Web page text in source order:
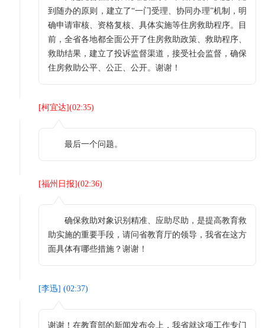
到随办的原则，建立了“一门受理、协同办理”机制，明
确申请审核、资格复核、具体实施等住房救助程序。目
前，全省各地都全面公开了住房救助政策、救助程序、
救助结果，建立了投诉监督渠道，接受社会监督，确保
住房救助公平、公正、公开。谢谢！
[柯宜达](02:35)
最后一个问题。
[福州日报](02:36)
确保救助对象识别精准、应助尽助，是提高教育救
助实施的重要手段，请问省教育厅的领导，我省在这方
面具体有哪些措施？谢谢！
[李迅] (02:37)
谢谢！在教育部的新闻发布会上，我省就这项工作专门